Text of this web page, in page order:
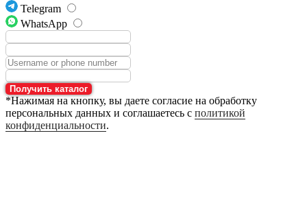
Telegram
WhatsApp
Получить каталог
*Нажимая на кнопку, вы даете согласие на обработку
персональных данных и соглашаетесь с политикой
конфиденциальности.